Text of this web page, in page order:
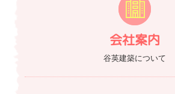
会社案内
谷英建築について